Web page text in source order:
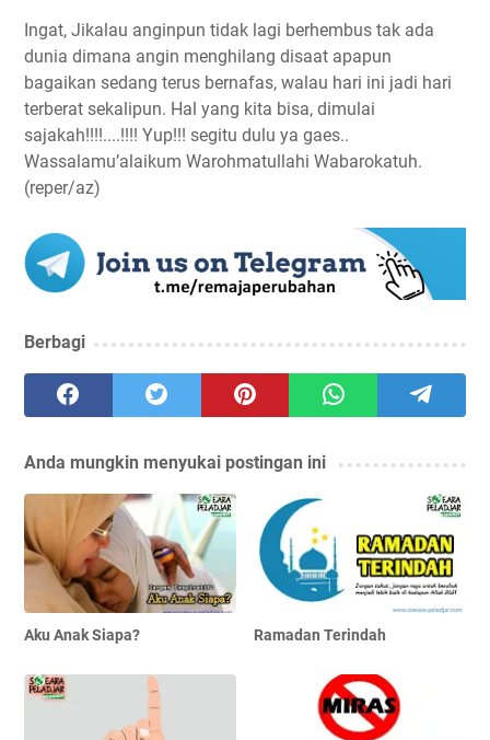
Ingat, Jikalau anginpun tidak lagi berhembus tak ada
dunia dimana angin menghilang disaat apapun
bagaikan sedang terus bernafas, walau hari ini jadi hari
terberat sekalipun. Hal yang kita bisa, dimulai
sajakah!!!!....!!!! Yup!!! segitu dulu ya gaes..
Wassalamu’alaikum Warohmatullahi Wabarokatuh.
(reper/az)
Berbagi
Anda mungkin menyukai postingan ini
Aku Anak Siapa? Ramadan Terindah